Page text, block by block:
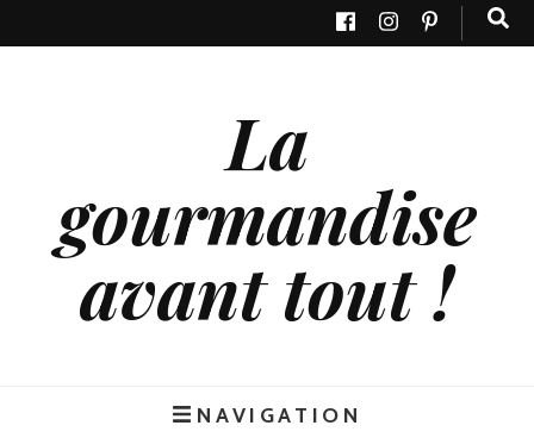
La
gourmandise
avant tout !
NAVIGATION